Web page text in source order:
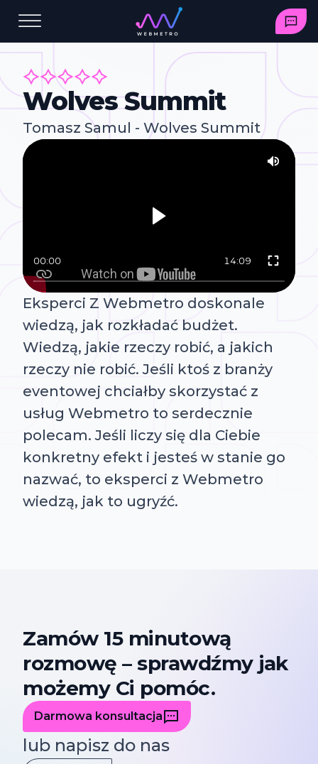
Wolves Summit
Tomasz Samul - Wolves Summit
00:00 14:09
Eksperci Z Webmetro doskonale
wiedzą, jak rozkładać budżet.
Wiedzą, jakie rzeczy robić, a jakich
rzeczy nie robić. Jeśli ktoś z branży
eventowej chciałby skorzystać z
usług Webmetro to serdecznie
polecam. Jeśli liczy się dla Ciebie
konkretny efekt i jesteś w stanie go
nazwać, to eksperci z Webmetro
wiedzą, jak to ugryźć.
Zamów 15 minutową
rozmowę – sprawdźmy jak
możemy Ci pomóc.
Darmowa konsultacja
lub napisz do nas